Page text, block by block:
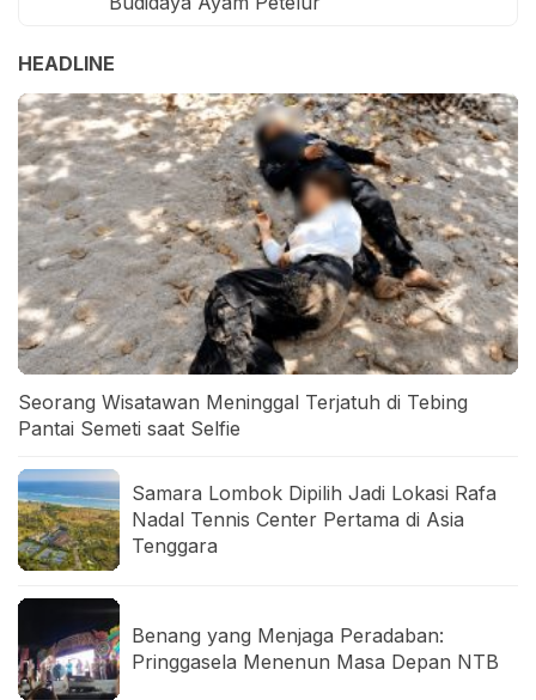
HEADLINE
Seorang Wisatawan Meninggal Terjatuh di Tebing
Pantai Semeti saat Selfie
Samara Lombok Dipilih Jadi Lokasi Rafa
Nadal Tennis Center Pertama di Asia
Tenggara
Benang yang Menjaga Peradaban:
Pringgasela Menenun Masa Depan NTB